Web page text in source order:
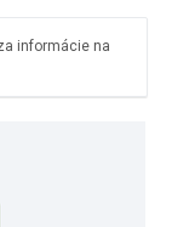
informácie na